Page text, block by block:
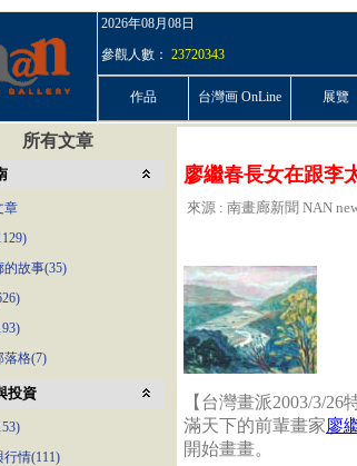
2026年08月08日
參觀人數： 23720343
作品 台灣画 OnLine 展覽
所有文章
章
的故事(35)
落格(7)
投資
行情(111)
廖繼春長女在跟李
來源 : 南畫廊新聞 NAN
【台灣畫派2003/3/
滿天下的前輩畫家 廖
開始畫畫。